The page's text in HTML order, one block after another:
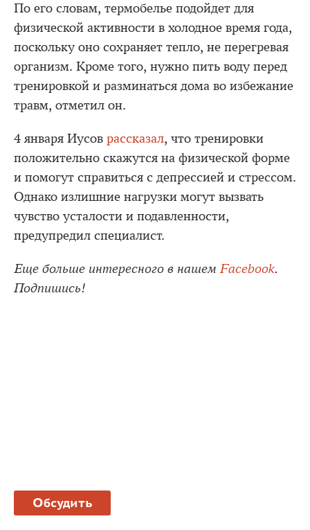
По его словам, термобелье подойдет для
физической активности в холодное время года,
поскольку оно сохраняет тепло, не перегревая
организм. Кроме того, нужно пить воду перед
тренировкой и разминаться дома во избежание
травм, отметил он.
4 января Иусов рассказал, что тренировки
положительно скажутся на физической форме
и помогут справиться с депрессией и стрессом.
Однако излишние нагрузки могут вызвать
чувство усталости и подавленности,
предупредил специалист.
Еще больше интересного в нашем Facebook.
Подпишись!
Обсудить